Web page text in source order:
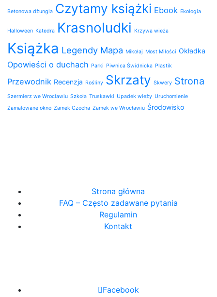
Betonowa dżungla Czytamy książki Ebook Ekologia
Halloween Katedra Krasnoludki Krzywa wieża
Książka Legendy Mapa Mikołaj Most Miłości Okładka
Opowieści o duchach Parki Piwnica Świdnicka Plastik
Przewodnik Recenzja Rośliny Skrzaty Skwery Strona
Szermierz we Wrocławiu Szkoła Truskawki Upadek wieży Uruchomienie
Zamalowane okno Zamek Czocha Zamek we Wrocławiu Środowisko
Strona główna
FAQ – Często zadawane pytania
Regulamin
Kontakt
Facebook